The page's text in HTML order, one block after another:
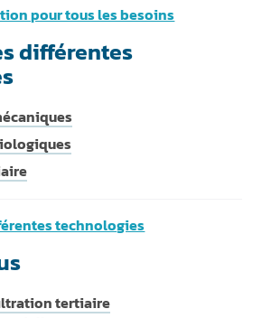
pour tous les besoins
différentes
technologies
tertiaire